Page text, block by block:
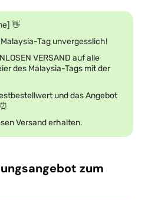
👋
Tag unvergesslich!
VERSAND auf alle
des Malaysia-Tags mit der
und das Angebot
Versand erhalten.
zum